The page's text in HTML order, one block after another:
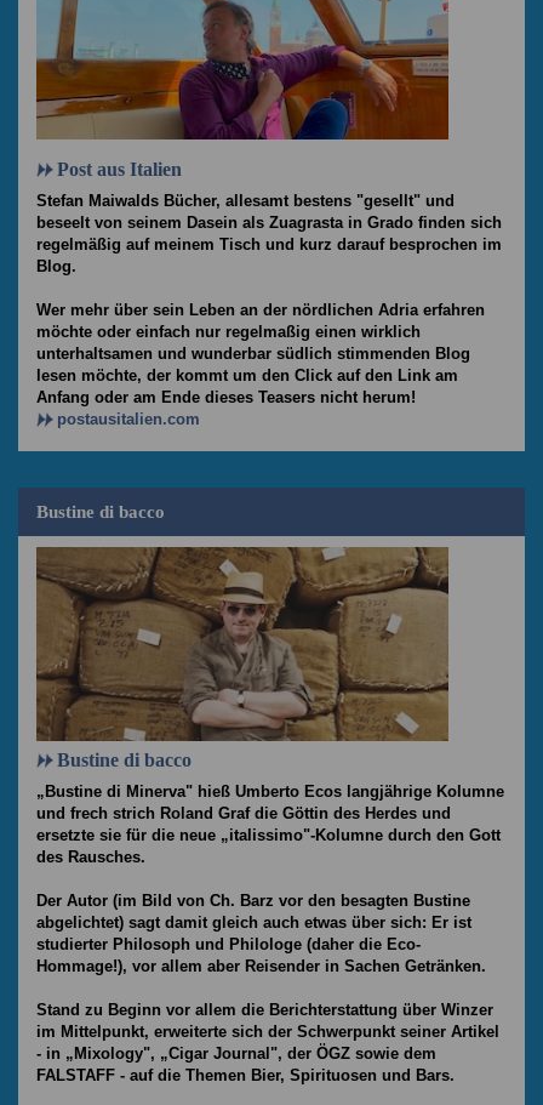
Post aus Italien
Stefan Maiwalds Bücher, allesamt bestens "gesellt" und
beseelt von seinem Dasein als Zuagrasta in Grado finden sich
regelmäßig auf meinem Tisch und kurz darauf besprochen im
Blog.
Wer mehr über sein Leben an der nördlichen Adria erfahren
möchte oder einfach nur regelmaßig einen wirklich
unterhaltsamen und wunderbar südlich stimmenden Blog
lesen möchte, der kommt um den Click auf den Link am
Anfang oder am Ende dieses Teasers nicht herum!
postausitalien.com
Bustine di bacco
Bustine di bacco
„Bustine di Minerva" hieß Umberto Ecos langjährige Kolumne
und frech strich Roland Graf die Göttin des Herdes und
ersetzte sie für die neue „italissimo"-Kolumne durch den Gott
des Rausches.
Der Autor (im Bild von Ch. Barz vor den besagten Bustine
abgelichtet) sagt damit gleich auch etwas über sich: Er ist
studierter Philosoph und Philologe (daher die Eco-
Hommage!), vor allem aber Reisender in Sachen Getränken.
Stand zu Beginn vor allem die Berichterstattung über Winzer
im Mittelpunkt, erweiterte sich der Schwerpunkt seiner Artikel
- in „Mixology", „Cigar Journal", der ÖGZ sowie dem
FALSTAFF - auf die Themen Bier, Spirituosen und Bars.